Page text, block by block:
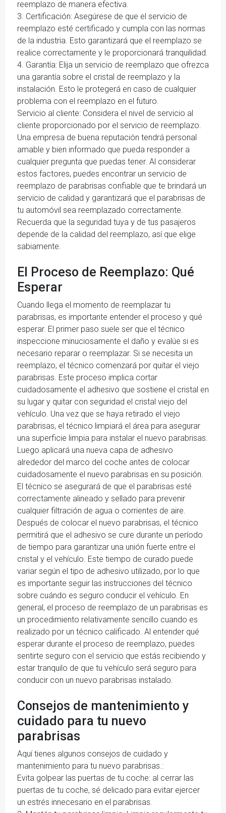
reemplazo de manera efectiva.
3. Certificación: Asegúrese de que el servicio de
reemplazo esté certificado y cumpla con las normas
de la industria. Esto garantizará que el reemplazo se
realice correctamente y le proporcionará tranquilidad.
4. Garantía: Elija un servicio de reemplazo que ofrezca
una garantía sobre el cristal de reemplazo y la
instalación. Esto le protegerá en caso de cualquier
problema con el reemplazo en el futuro.
Servicio al cliente: Considera el nivel de servicio al
cliente proporcionado por el servicio de reemplazo.
Una empresa de buena reputación tendrá personal
amable y bien informado que pueda responder a
cualquier pregunta que puedas tener. Al considerar
estos factores, puedes encontrar un servicio de
reemplazo de parabrisas confiable que te brindará un
servicio de calidad y garantizará que el parabrisas de
tu automóvil sea reemplazado correctamente.
Recuerda que la seguridad tuya y de tus pasajeros
depende de la calidad del reemplazo, así que elige
sabiamente.
El Proceso de Reemplazo: Qué
Esperar
Cuando llega el momento de reemplazar tu
parabrisas, es importante entender el proceso y qué
esperar. El primer paso suele ser que el técnico
inspeccione minuciosamente el daño y evalúe si es
necesario reparar o reemplazar. Si se necesita un
reemplazo, el técnico comenzará por quitar el viejo
parabrisas. Este proceso implica cortar
cuidadosamente el adhesivo que sostiene el cristal en
su lugar y quitar con seguridad el cristal viejo del
vehículo. Una vez que se haya retirado el viejo
parabrisas, el técnico limpiará el área para asegurar
una superficie limpia para instalar el nuevo parabrisas.
Luego aplicará una nueva capa de adhesivo
alrededor del marco del coche antes de colocar
cuidadosamente el nuevo parabrisas en su posición.
El técnico se asegurará de que el parabrisas esté
correctamente alineado y sellado para prevenir
cualquier filtración de agua o corrientes de aire.
Después de colocar el nuevo parabrisas, el técnico
permitirá que el adhesivo se cure durante un período
de tiempo para garantizar una unión fuerte entre el
cristal y el vehículo. Este tiempo de curado puede
variar según el tipo de adhesivo utilizado, por lo que
es importante seguir las instrucciones del técnico
sobre cuándo es seguro conducir el vehículo. En
general, el proceso de reemplazo de un parabrisas es
un procedimiento relativamente sencillo cuando es
realizado por un técnico calificado. Al entender qué
esperar durante el proceso de reemplazo, puedes
sentirte seguro con el servicio que estás recibiendo y
estar tranquilo de que tu vehículo será seguro para
conducir con un nuevo parabrisas instalado.
Consejos de mantenimiento y
cuidado para tu nuevo
parabrisas
Aquí tienes algunos consejos de cuidado y
mantenimiento para tu nuevo parabrisas.:
Evita golpear las puertas de tu coche: al cerrar las
puertas de tu coche, sé delicado para evitar ejercer
un estrés innecesario en el parabrisas.